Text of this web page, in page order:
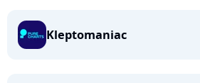
Kleptomaniac